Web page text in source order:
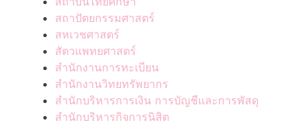
สถาปัตยกรรมศาสตร์
สหเวชศาสตร์
สัตวแพทยศาสตร์
สำนักงานการทะเบียน
สำนักงานวิทยทรัพยากร
สำนักบริหารการเงิน การบัญชีและการพัสดุ
สำนักบริหารกิจการนิสิต